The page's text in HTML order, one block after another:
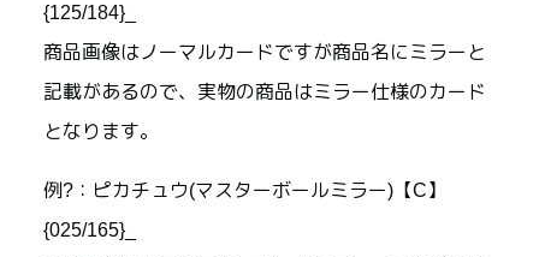
{125/184}_
商品画像はノーマルカードですが商品名にミラーと
記載があるので、実物の商品はミラー仕様のカード
となります。
例?：ピカチュウ(マスターボールミラー)【C】
{025/165}_